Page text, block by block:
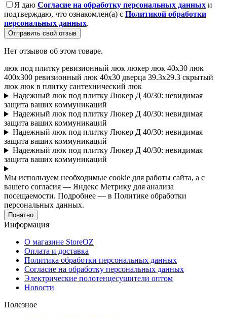
Я даю Согласие на обработку персональных данных и
подтверждаю, что ознакомлен(а) с Политикой обработки
персональных данных.
Отправить свой отзыв
Нет отзывов об этом товаре.
люк под плитку ревизионный люк люкер люк 40x30 люк
400x300 ревизионный люк 40x30 дверца 39.3x29.3 скрытый
люк люк в плитку сантехнический люк
Надежный люк под плитку Люкер Д 40/30: невидимая
защита ваших коммуникаций
Надежный люк под плитку Люкер Д 40/30: невидимая
защита ваших коммуникаций
Надежный люк под плитку Люкер Д 40/30: невидимая
защита ваших коммуникаций
Надежный люк под плитку Люкер Д 40/30: невидимая
защита ваших коммуникаций
Мы используем необходимые cookie для работы сайта, а с
вашего согласия — Яндекс Метрику для анализа
посещаемости. Подробнее — в Политике обработки
персональных данных.
Понятно
Информация
О магазине StoreOZ
Оплата и доставка
Политика обработки персональных данных
Согласие на обработку персональных данных
Электрические полотенцесушители оптом
Новости
Полезное